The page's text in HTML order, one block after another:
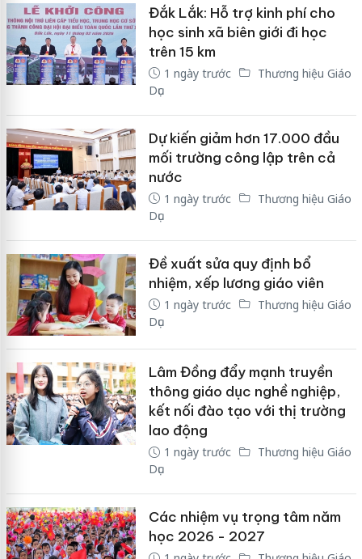
Đắk Lắk: Hỗ trợ kinh phí cho
học sinh xã biên giới đi học
trên 15 km
1 ngày trước
Thương hiệu Giáo
Dục
Dự kiến giảm hơn 17.000 đầu
mối trường công lập trên cả
nước
1 ngày trước
Thương hiệu Giáo
Dục
Đề xuất sửa quy định bổ
nhiệm, xếp lương giáo viên
1 ngày trước
Thương hiệu Giáo
Dục
Lâm Đồng đẩy mạnh truyền
thông giáo dục nghề nghiệp,
kết nối đào tạo với thị trường
lao động
1 ngày trước
Thương hiệu Giáo
Dục
Các nhiệm vụ trọng tâm năm
học 2026 - 2027